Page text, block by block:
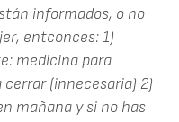
informados, o no
entconces: 1)
medicina para
(innecesaria) 2)
mañana y si no has